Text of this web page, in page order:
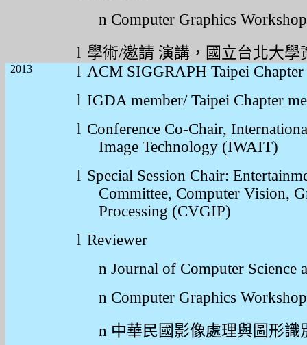
n Computer Graphics
l 學術/邀請 演講，國立台北大學
2013 l ACM SIGGRAPH Taipei Chapter
l IGDA member/ Taipei Chapter
l Conference Co-Chair,
Image Technology (IWAIT)
l Special Session Chair:
Committee, Computer Vision,
Processing (CVGIP)
l Reviewer
n Journal of Computer Science
n Computer Graphics
n 中華民國影像處理與圖形識